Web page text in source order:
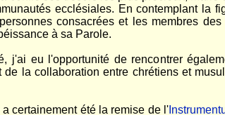
ecclésiales. En contemplant
consacrées et les membres
à sa Parole.
j'ai eu l'opportunité de rencontrer
la collaboration entre chrétiens et
certainement été la remise de l'